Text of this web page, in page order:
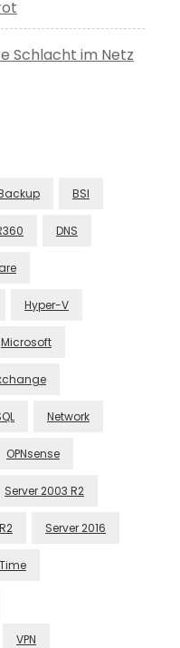
Schlacht im Netz
BSI
DNS
Hyper-V
Microsoft
Network
OPNsense
Server 2003 R2
Server 2016
VPN